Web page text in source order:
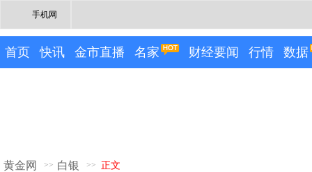
手机网
首页 快讯 金市直播 名家 财经要闻 行情 数据
黄金网 >> 白银 >> 正文